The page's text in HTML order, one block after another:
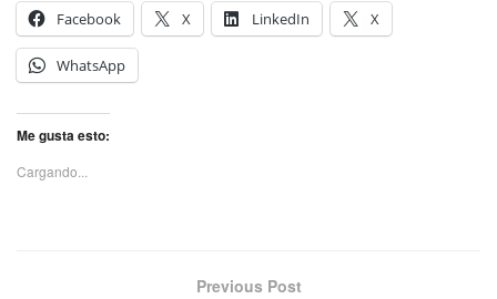
Facebook
X LinkedIn X
WhatsApp
Me gusta esto:
Cargando...
Previous Post